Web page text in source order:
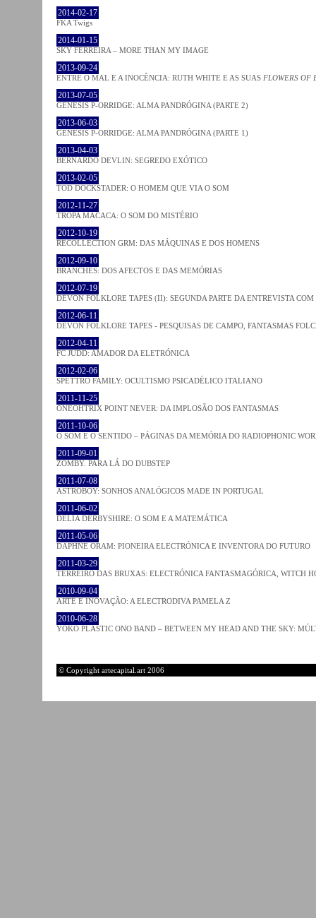
2014-02-17
FKA Twigs
2014-01-15
SKY FERREIRA – MORE THAN MY IMAGE
2013-09-24
ENTRE O MAL E A INOCÊNCIA: RUTH WHITE E AS SUAS FLOWERS OF
2013-07-05
GENESIS P-ORRIDGE: ALMA PANDRÓGINA (PARTE 2)
2013-06-03
GENESIS P-ORRIDGE: ALMA PANDRÓGINA (PARTE 1)
2013-04-03
BERNARDO DEVLIN: SEGREDO EXÓTICO
2013-02-05
TOD DOCKSTADER: O HOMEM QUE VIA O SOM
2012-11-27
TROPA MACACA: O SOM DO MISTÉRIO
2012-10-19
RECOLLECTION GRM: DAS MÁQUINAS E DOS HOMENS
2012-09-10
BRANCHES: DOS AFECTOS E DAS MEMÓRIAS
2012-07-19
DEVON FOLKLORE TAPES (II): SEGUNDA PARTE DA ENTREVISTA
2012-06-11
DEVON FOLKLORE TAPES - PESQUISAS DE CAMPO, FANTASMAS
2012-04-11
FC JUDD: AMADOR DA ELETRÓNICA
2012-02-06
SPETTRO FAMILY: OCULTISMO PSICADÉLICO ITALIANO
2011-11-25
ONEOHTRIX POINT NEVER: DA IMPLOSÃO DOS FANTASMAS
2011-10-06
O SOM E O SENTIDO – PÁGINAS DA MEMÓRIA DO RADIOPHONIC
2011-09-01
ZOMBY. PARA LÁ DO DUBSTEP
2011-07-08
ASTROBOY: SONHOS ANALÓGICOS MADE IN PORTUGAL
2011-06-02
DELIA DERBYSHIRE: O SOM E A MATEMÁTICA
2011-05-06
DAPHNE ORAM: PIONEIRA ELECTRÓNICA E INVENTORA DO FUTURO
2011-03-29
TERREIRO DAS BRUXAS: ELECTRÓNICA FANTASMAGÓRICA, WITCH
2010-09-04
ARTE E INOVAÇÃO: A ELECTRODIVA PAMELA Z
2010-06-28
YOKO PLASTIC ONO BAND – BETWEEN MY HEAD AND THE SKY:
© Copyright artecapital.art 2006